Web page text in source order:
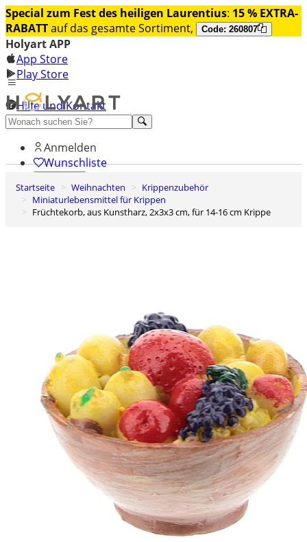
Special zum Fest des heiligen Laurentius: 15 % EXTRA-
RABATTauf das gesamte Sortiment, Code: 260807
Holyart APP
App Store
Play Store
Hilfe und Kontakt
Entdecken Sie Premium
Anmelden
Wunschliste
0
Warenkorb
Startseite Weihnachten
Krippenzubehör
Miniaturlebensmittel für Krippen
Früchtekorb, aus Kunstharz, 2x3x3 cm, für 14-16 cm Krippe